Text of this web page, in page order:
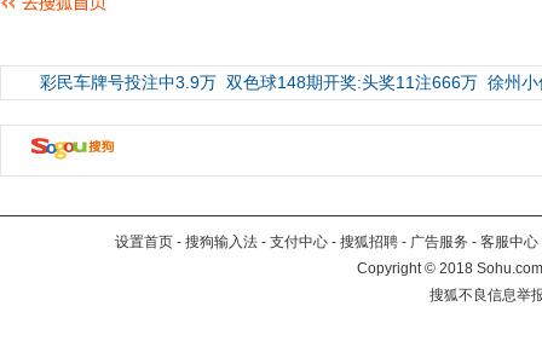
彩民车牌号投注中3.9万 双色球148期开奖:头奖11注666万 徐州
设置首页 - 搜狗输入法 - 支付中心 - 搜狐招聘 - 广告服务 - 客服中心
Copyright©2018
搜狐不良信息举